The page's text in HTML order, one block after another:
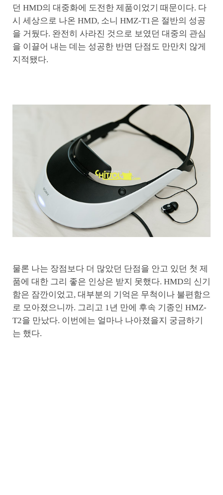
던 HMD의 대중화에 도전한 제품이었기 때문이다. 다
시 세상으로 나온 HMD, 소니 HMZ-T1은 절반의 성공
을 거뒀다. 완전히 사라진 것으로 보였던 대중의 관심
을 이끌어 내는 데는 성공한 반면 단점도 만만치 않게
지적됐다.
물론 나는 장점보다 더 많았던 단점을 안고 있던 첫 제
품에 대한 그리 좋은 인상은 받지 못했다. HMD의 신기
함은 잠깐이었고, 대부분의 기억은 무척이나 불편함으
로 모아졌으니까. 그리고 1년 만에 후속 기종인 HMZ-
T2을 만났다. 이번에는 얼마나 나아졌을지 궁금하기
는 했다.